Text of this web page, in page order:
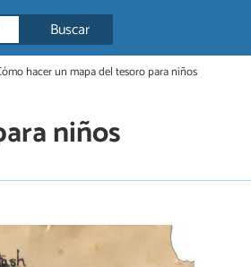
Buscar
hacer un mapa del tesoro para niños
niños